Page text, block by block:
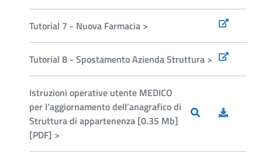
Tutorial 7 - Nuova Farmacia >
Tutorial 8 - Spostamento Azienda Struttura >
Istruzioni operative utente MEDICO
per l’aggiornamento dell’anagrafico di
Struttura di appartenenza [0.35 Mb]
[PDF] >